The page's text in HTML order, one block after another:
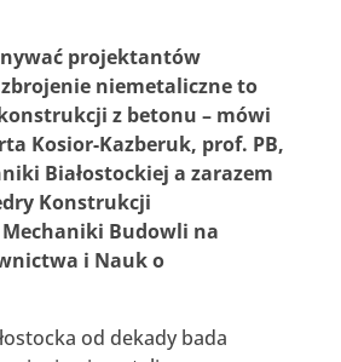
projektantów
niemetaliczne to
z betonu – mówi
Kosior-Kazberuk, prof. PB,
Białostockiej a zarazem
Konstrukcji
Budowli na
i Nauk o
od dekady bada